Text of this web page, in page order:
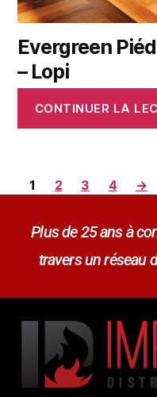
Evergreen
– Lopi
CONTINUER LA
1 2 3 4 →
Plus de 25 ans à
travers un réseau